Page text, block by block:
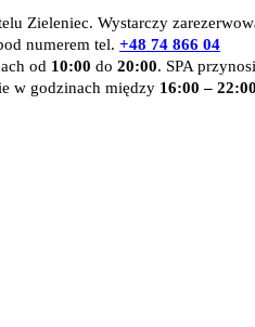
Zieleniec. Wystarczy
numerem tel. +48 74 866 04
od 10:00 do 20:00. SPA przynosi
w godzinach między 16:00 –